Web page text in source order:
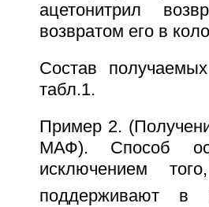
ацетонитрил
возвратом его в
Состав
табл.1.
Пример 2.
МАФ). Способ
исключением
поддерживают в